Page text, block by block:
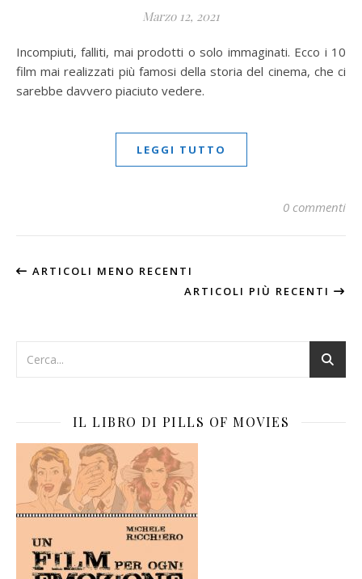
Marzo 12, 2021
Incompiuti, falliti, mai prodotti o solo immaginati. Ecco i 10
film mai realizzati più famosi della storia del cinema, che ci
sarebbe davvero piaciuto vedere.
LEGGI TUTTO
0 commenti
ARTICOLI MENO RECENTI
ARTICOLI PIÙ RECENTI
IL LIBRO DI PILLS OF MOVIES